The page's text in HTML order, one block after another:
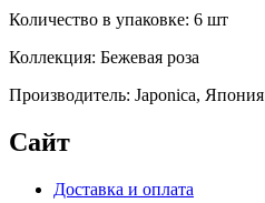
Количество в упаковке: 6 шт
Коллекция: Бежевая роза
Производитель: Japonica, Япония
Сайт
Доставка и оплата